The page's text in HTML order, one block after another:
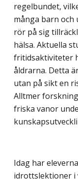
regelbundet,
många barn och
rör på sig
hälsa. Aktuella
fritidsaktiviteter
åldrarna. Detta
utan på sikt en
Alltmer
friska vanor
Idag har
idrottslektioner i